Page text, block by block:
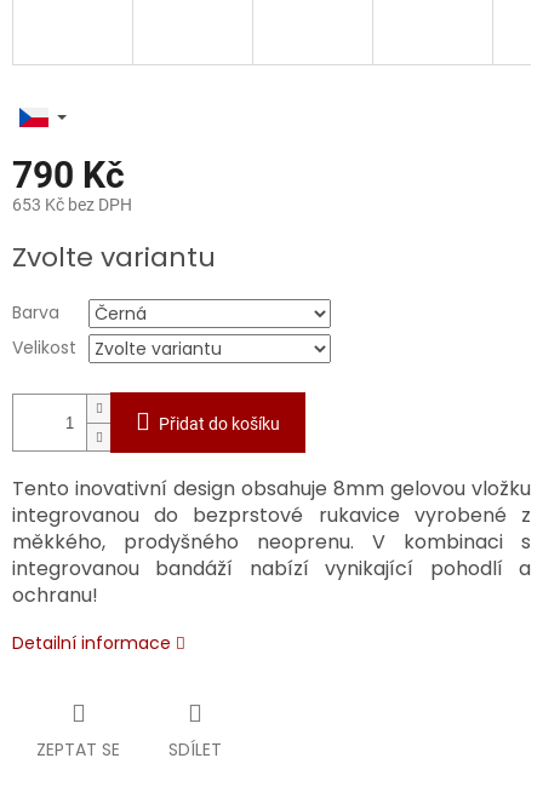
790 Kč
653 Kč bez DPH
cena:
Zvolte variantu
Barva
Velikost
Přidat do košíku
Tento inovativní design obsahuje 8mm gelovou vložku
integrovanou do bezprstové rukavice vyrobené z
měkkého, prodyšného neoprenu. V kombinaci s
integrovanou bandáží nabízí vynikající pohodlí a
ochranu!
Detailní informace
ZEPTAT SE SDÍLET